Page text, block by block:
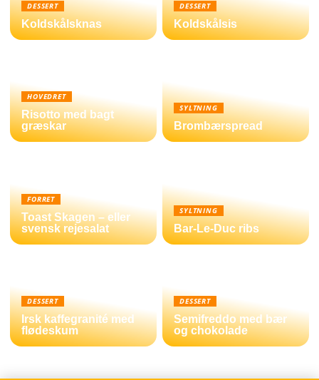
DESSERT
Koldskålsknas
DESSERT
Koldskålsis
HOVEDRET
Risotto med bagt
græskar
SYLTNING
Brombærspread
FORRET
Toast Skagen – eller
svensk rejesalat
SYLTNING
Bar-Le-Duc ribs
DESSERT
Irsk kaffegranité med
flødeskum
DESSERT
Semifreddo med bær
og chokolade